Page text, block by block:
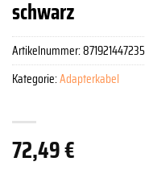
schwarz
72,49€
Artikelnummer:
Kategorie:Adapterkabel